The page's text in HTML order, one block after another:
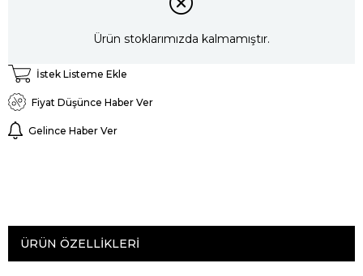
Ürün stoklarımızda kalmamıştır.
İstek Listeme Ekle
Fiyat Düşünce Haber Ver
Gelince Haber Ver
ÜRÜN ÖZELLIKLERI